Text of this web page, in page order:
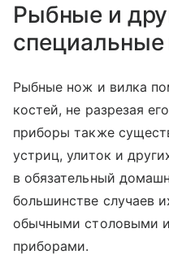
Рыбные и
Рыбные нож и вилка
костей, не разрезая
приборы также
устриц, улиток и
в обязательный
большинстве случаев
обычными столовыми
приборами.